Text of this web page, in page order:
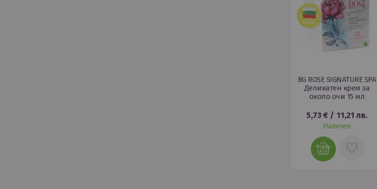
BG ROSE SIGNATURE SPA
Деликатен крем за
около очи 15 мл
5,73 € / 11,21 лв.
Наличен
ДОБАВИ